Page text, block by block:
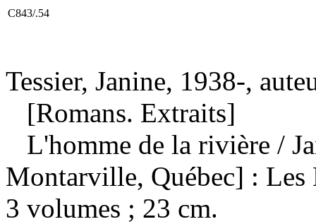
C843/.54
Tessier, Janine, 1938-,
[Romans. Extraits]
L'homme de la rivière /
Montarville, Québec] :
3 volumes ; 23 cm.